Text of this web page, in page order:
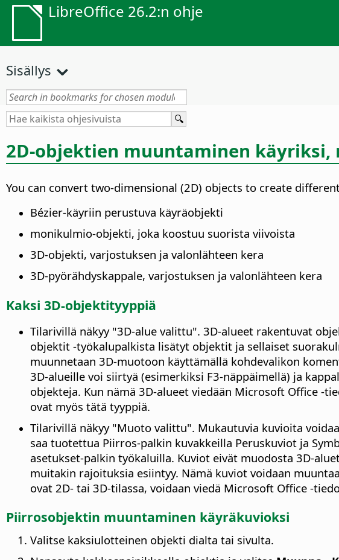
LibreOffice 26.2:n ohje
Sisällys
2D-objektien muuntaminen
You can convert two-dimensional (2D) objects to create
Bézier-käyriin perustuva käyräobjekti
monikulmio-objekti, joka koostuu suorista viivoista
3D-objekti, varjostuksen ja valonlähteen kera
3D-pyörähdyskappale, varjostuksen ja valonlähteen kera
Kaksi 3D-objektityyppiä
Tilarivillä näkyy "3D-alue valittu". 3D-alueet rakentuvat
objektit -työkalupalkista lisätyt objektit ja sellaiset
muunnetaan 3D-muotoon käyttämällä kohdevalikon
3D-alueille voi siirtyä (esimerkiksi F3-näppäimellä) ja
objekteja. Kun nämä 3D-alueet viedään Microsoft Office -
ovat myös tätä tyyppiä.
Tilarivillä näkyy "Muoto valittu". Mukautuvia kuvioita
saa tuotettua Piirros-palkin kuvakkeilla Peruskuviot ja
asetukset-palkin työkaluilla. Kuviot eivät muodosta 3D-
muitakin rajoituksia esiintyy. Nämä kuviot voidaan
ovat 2D- tai 3D-tilassa, voidaan viedä Microsoft Office -
Piirrosobjektin muuntaminen käyräkuvioksi
Valitse kaksiulotteinen objekti dialta tai sivulta.